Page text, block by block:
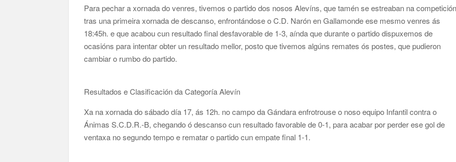
Para pechar a xornada do venres, tivemos o partido dos nosos Alevíns, que tamén se estreaban na
tras una primeira xornada de descanso, enfrontándose o C.D. Narón en Gallamonde ese mesmo venres ás
18:45h. e que acabou cun resultado final desfavorable de 1-3, aínda que durante o partido dispuxemos de
ocasións para intentar obter un resultado mellor, posto que tivemos algúns remates ós postes, que pudieron
cambiar o rumbo do partido.
Resultados e Clasificación da Categoría Alevín
Xa na xornada do sábado día 17, ás 12h. no campo da Gándara enfrotrouse o noso equipo Infantil contra o
Ánimas S.C.D.R.-B, chegando ó descanso cun resultado favorable de 0-1, para acabar por perder ese gol de
ventaxa no segundo tempo e rematar o partido cun empate final 1-1.